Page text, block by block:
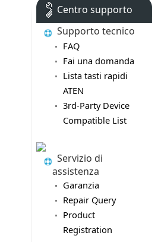
Centro supporto
Supporto tecnico
FAQ
Fai una domanda
Lista tasti rapidi
ATEN
3rd-Party Device
Compatible List
Servizio di
assistenza
Garanzia
Repair Query
Product
Registration